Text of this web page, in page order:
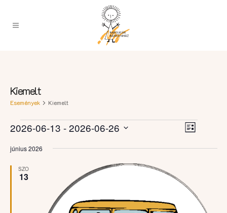
Kiemelt
Események Kiemelt
Események
Navigációs
Esemény
nézet
Lista
2026-06-13 - 2026-06-26
kiválasztása.
június 2026
SZO
13